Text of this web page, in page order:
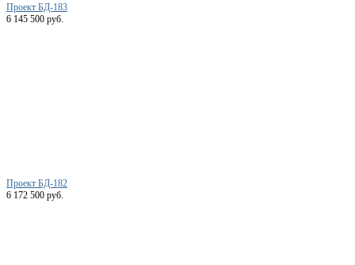
Проект БД-183
6 145 500 руб.
Проект БД-182
6 172 500 руб.